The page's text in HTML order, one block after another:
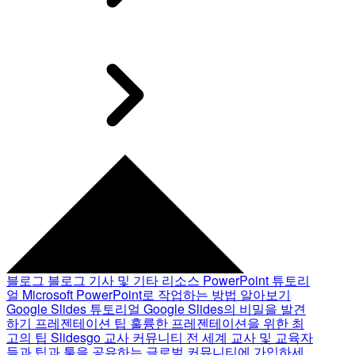
블로그 블로그 기사 및 기타 리소스 PowerPoint 튜토리
얼 Microsoft PowerPoint로 작업하는 방법 알아보기
Google Slides 튜토리얼 Google Slides의 비밀을 발견
하기 프레젠테이션 팁 훌륭한 프레젠테이션을 위한 최
고의 팁 Slidesgo 교사 커뮤니티 전 세계 교사 및 교육자